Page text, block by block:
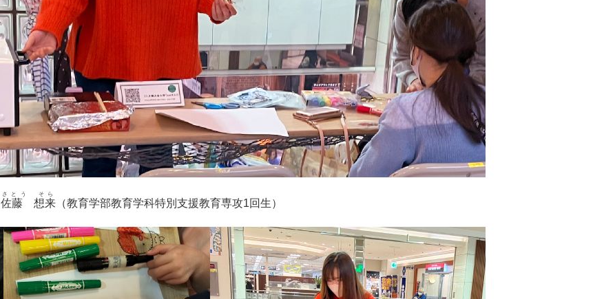
佐藤 想来
さとう そら
（教育学部教育学科特別支援教育専攻1回生）